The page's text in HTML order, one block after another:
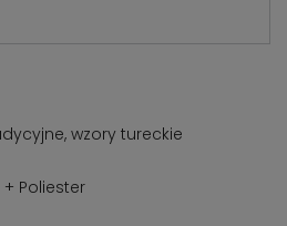
wzory tureckie
Poliester